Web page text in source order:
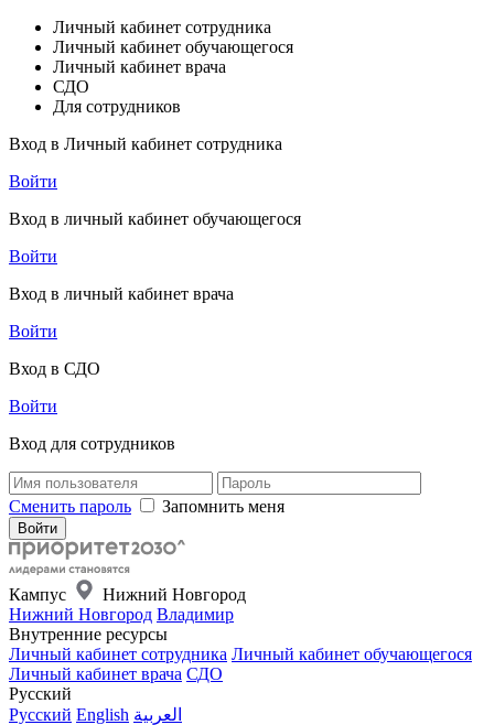
Личный кабинет сотрудника
Личный кабинет обучающегося
Личный кабинет врача
СДО
Для сотрудников
Вход в Личный кабинет сотрудника
Войти
Вход в личный кабинет обучающегося
Войти
Вход в личный кабинет врача
Войти
Вход в СДО
Войти
Вход для сотрудников
Сменить пароль Запомнить меня
Кампус
Нижний Новгород
Нижний Новгород Владимир
Внутренние ресурсы
Личный кабинет сотрудника Личный кабинет обучающегося
Личный кабинет врача СДО
Русский
Русский English العربية